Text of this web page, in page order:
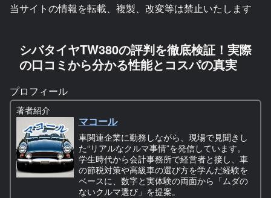
当サイトの情報を転載、複製、改変等は禁止いたします
シバタイヤTW380の評判を徹底検証！実際
の口コミから分かる性能とコスパの真実
プロフィール
著者紹介
マコール
車関連企業に勤務しながら、現場で見聞きし
た“リアルなクルマ事情”を発信しています。
学生時代から会計事務所で経営者と接し、車
の節税対策や高級車の選び方を学んだ経験を
ベースに、数字と実体験の両面から「ムダの
ないクルマ選び」を提案。